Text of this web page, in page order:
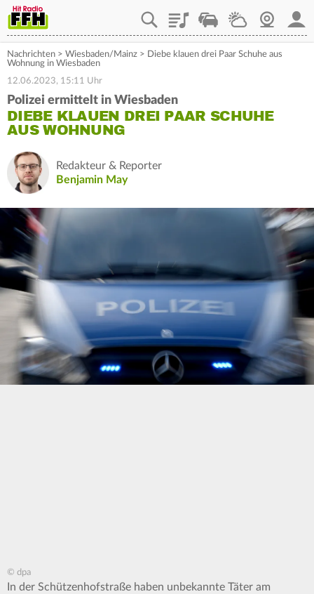
PlaylistStaupilotWetterWebcam
Nachrichten > Wiesbaden/Mainz > Diebe klauen drei Paar Schuhe aus
Wohnung in Wiesbaden
12.06.2023, 15:11 Uhr
Polizei ermittelt in Wiesbaden
DIEBE KLAUEN DREI PAAR SCHUHE
AUS WOHNUNG
Redakteur & Reporter
Benjamin May
© dpa
In der Schützenhofstraße haben unbekannte Täter am